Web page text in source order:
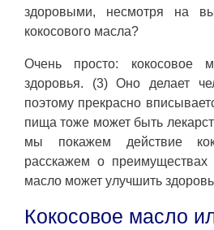
здоровыми, несмотря на
кокосового масла?
Очень просто: кокосовое
здоровья. (3) Оно делает
поэтому прекрасно
пища тоже может быть
мы покажем действие
расскажем о преимуществах
масло может улучшить
Кокосовое масло